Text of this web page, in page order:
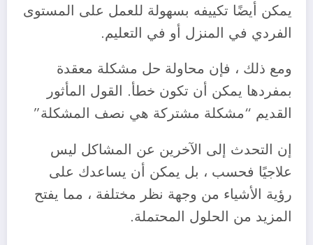
يمكن أيضًا تكييفه بسهولة للعمل على المستوى
الفردي في المنزل أو في التعليم.
‎ومع ذلك ، فإن محاولة حل مشكلة معقدة
بمفردها يمكن أن تكون خطأ. القول المأثور
القديم “مشكلة مشتركة هي نصف المشكلة”
‎إن التحدث إلى الآخرين عن المشاكل ليس
علاجيًا فحسب ، بل يمكن أن يساعدك على
رؤية الأشياء من وجهة نظر مختلفة ، مما يفتح
المزيد من الحلول المحتملة.